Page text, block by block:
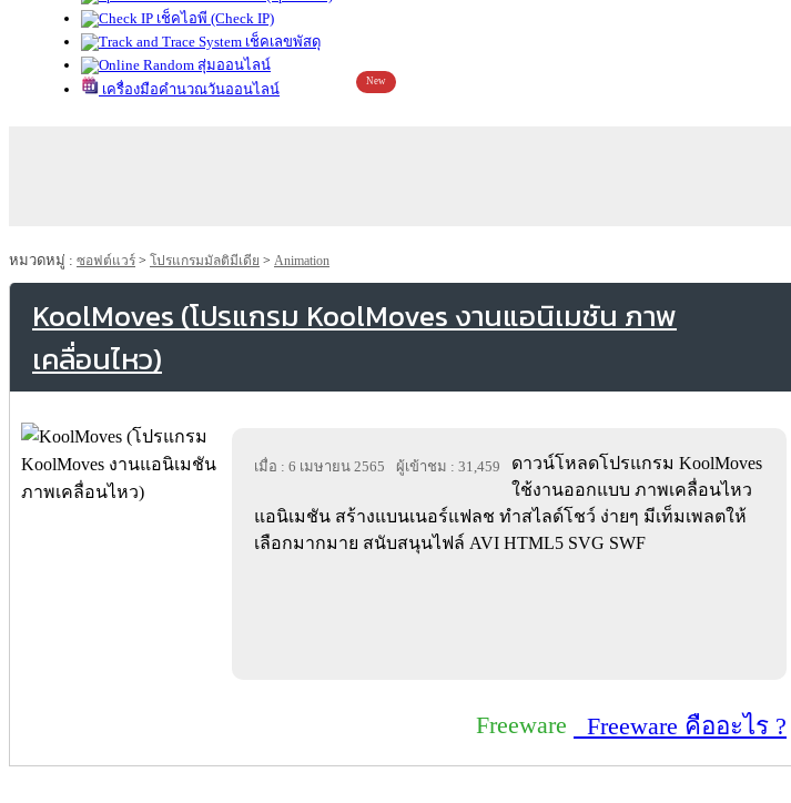
เช็คไอพี (Check IP)
เช็คเลขพัสดุ
สุ่มออนไลน์
เครื่องมือคำนวณวันออนไลน์
New
หมวดหมู่ : ซอฟต์แวร์ > โปรแกรมมัลติมีเดีย > Animation
KoolMoves (โปรแกรม KoolMoves งานแอนิเมชัน ภาพ
เคลื่อนไหว)
เมื่อ : 6 เมษายน 2565 ผู้เข้าชม : 31,459
ดาวน์โหลดโปรแกรม KoolMoves
ใช้งานออกแบบ ภาพเคลื่อนไหว
แอนิเมชัน สร้างแบนเนอร์แฟลช ทำสไลด์โชว์ ง่ายๆ มีเท็มเพลตให้
เลือกมากมาย สนับสนุนไฟล์ AVI HTML5 SVG SWF
Freeware Freeware คืออะไร ?